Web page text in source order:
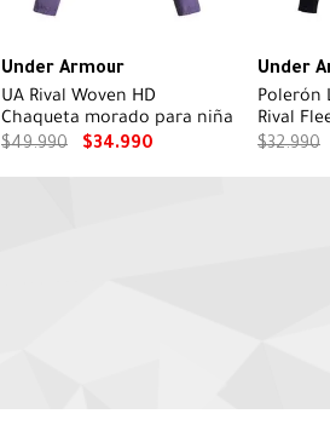
Under Armour
UA Rival Woven HD
Chaqueta morado para niña
$49.990 $34.990
Under
Polerón
Rival
Fill
$32.990